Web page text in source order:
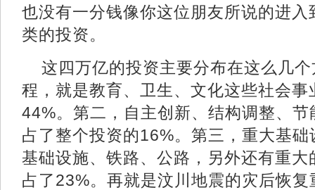
也没有一分钱像你这位朋友所说的进
类的投资。
这四万亿的投资主要分布在这么几
程，就是教育、卫生、文化这些社会
44%。第二，自主创新、结构调整、
占了整个投资的16%。第三，重大基
基础设施、铁路、公路，另外还有重
占了23%。再就是汶川地震的灾后恢